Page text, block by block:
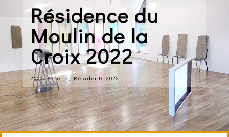
Résidence du
Moulin de la
Croix 2022
2022,Artiste, Résidents 2022